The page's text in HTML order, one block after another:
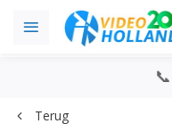
Terug